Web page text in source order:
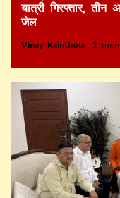
यात्री गिरफ्तार, तीन
जेल
Vinay Kainthola 2